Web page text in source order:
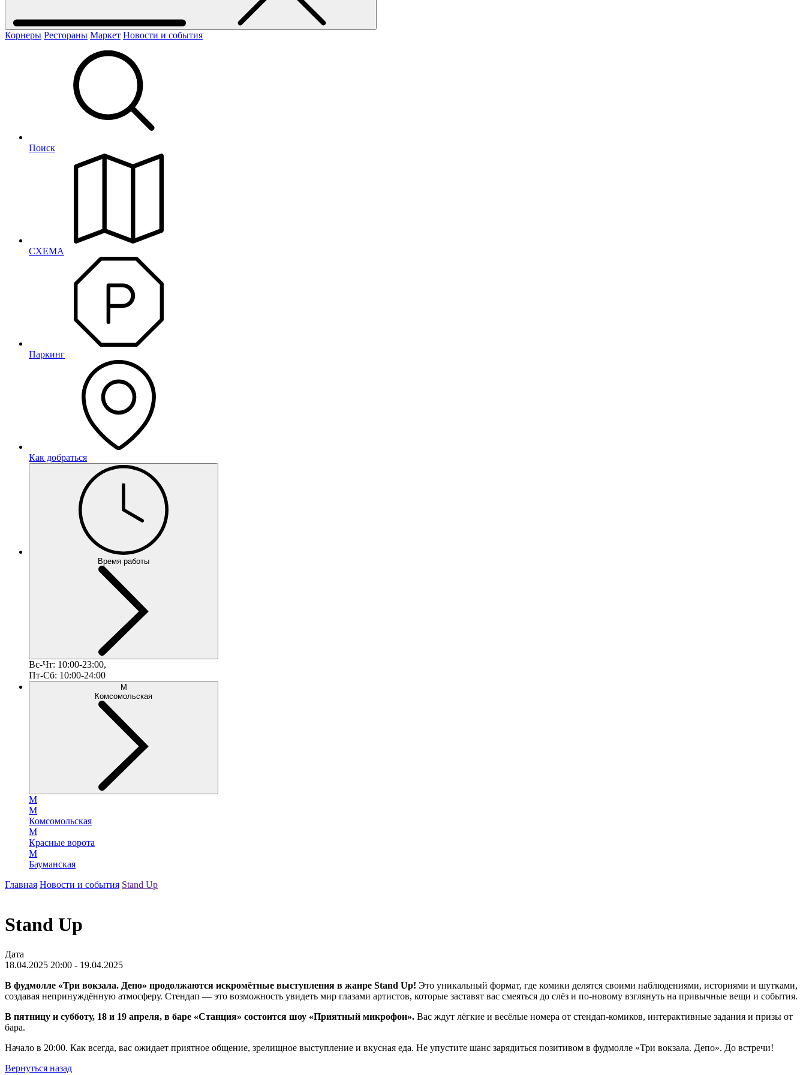
Корнеры Рестораны Маркет Новости и события
Поиск
СХЕМА
Паркинг
Как добраться
Время работы
Вс-Чт: 10:00-23:00,
Пт-Сб: 10:00-24:00
М
Комсомольская
М
М
Комсомольская
М
Красные ворота
М
Бауманская
Главная Новости и события Stand Up
Stand Up
Дата
18.04.2025 20:00 - 19.04.2025
В фудмолле «Три вокзала. Депо» продолжаются искромётные выступления в жанре Stand Up! Это уникальный формат, где комики делятся своими наблюдениями, историями и шутками,
создавая непринуждённую атмосферу. Стендап — это возможность увидеть мир глазами артистов, которые заставят вас смеяться до слёз и по-новому взглянуть на привычные вещи и события.
В пятницу и субботу, 18 и 19 апреля, в баре «Станция» состоится шоу «Приятный микрофон». Вас ждут лёгкие и весёлые номера от стендап-комиков, интерактивные задания и призы от
бара.
Начало в 20:00. Как всегда, вас ожидает приятное общение, зрелищное выступление и вкусная еда. Не упустите шанс зарядиться позитивом в фудмолле «Три вокзала. Депо». До встречи!
Вернуться назад